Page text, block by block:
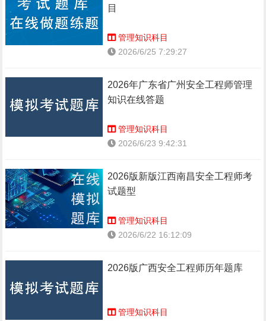
目
管理知识科目
2026/6/25 7:29:27
2026年广东省广州安全工程师管理
知识在线答题
管理知识科目
2026/6/23 9:42:31
2026版新版江西南昌安全工程师考
试题型
管理知识科目
2026/6/22 16:12:09
2026版广西安全工程师历年题库
管理知识科目